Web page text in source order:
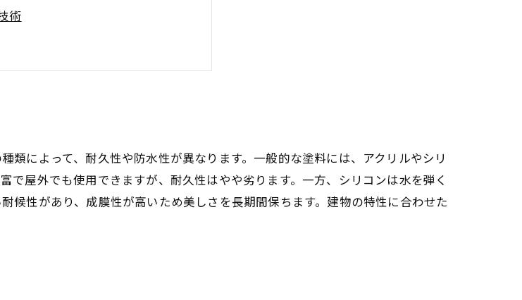
術
によって、耐久性や防水性が異なります。一般的な塗料には、アクリルやシリ
で屋外でも使用できますが、耐久性はやや劣ります。一方、シリコンは水を弾く
候性があり、成膜性が高いため美しさを長期間保ちます。建物の特性に合わせた